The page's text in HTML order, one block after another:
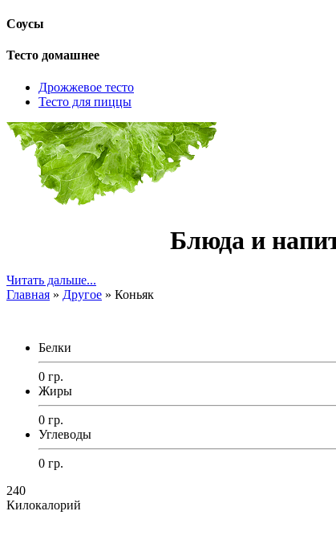
Соусы
Тесто домашнее
Дрожжевое тесто
Тесто для пиццы
Блюда и
Читать дальше...
Главная » Другое » Коньяк
Белки
0 гр.
Жиры
0 гр.
Углеводы
0 гр.
240
Килокалорий